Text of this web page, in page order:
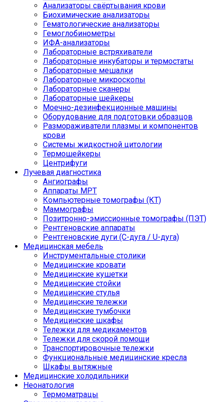
Анализаторы свёртывания крови
Биохимические анализаторы
Гематологические анализаторы
Гемоглобинометры
ИФА-анализаторы
Лабораторные встряхиватели
Лабораторные инкубаторы и термостаты
Лабораторные мешалки
Лабораторные микроскопы
Лабораторные сканеры
Лабораторные шейкеры
Моечно-дезинфекционные машины
Оборудование для подготовки образцов
Размораживатели плазмы и компонентов
крови
Системы жидкостной цитологии
Термошейкеры
Центрифуги
Лучевая диагностика
Ангиографы
Аппараты МРТ
Компьютерные томографы (КТ)
Маммографы
Позитронно-эмиссионные томографы (ПЭТ)
Рентгеновские аппараты
Рентгеновские дуги (С-дуга / U-дуга)
Медицинская мебель
Инструментальные столики
Медицинские кровати
Медицинские кушетки
Медицинские стойки
Медицинские стулья
Медицинские тележки
Медицинские тумбочки
Медицинские шкафы
Тележки для медикаментов
Тележки для скорой помощи
Транспортировочные тележки
Функциональные медицинские кресла
Шкафы вытяжные
Медицинские холодильники
Неонатология
Термоматрацы